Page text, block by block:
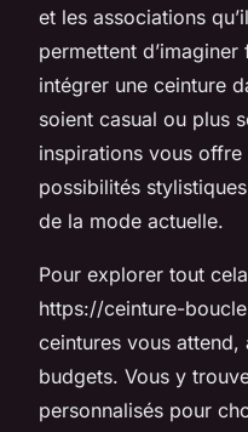
et les associations
permettent
intégrer une ceinture
soient casual ou plus
inspirations vous
possibilités
de la mode actuelle.
Pour explorer tout
https://ceinture-
ceintures vous
budgets. Vous y
personnalisés pour